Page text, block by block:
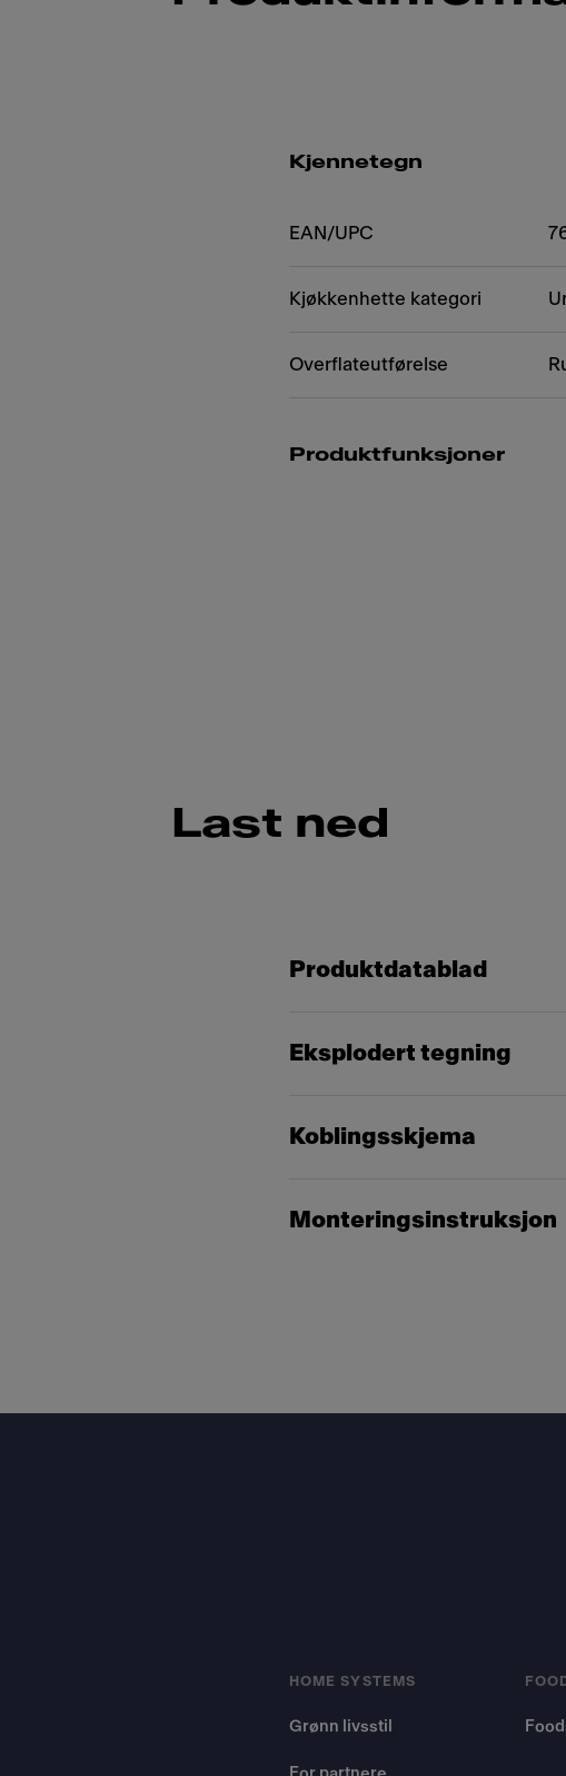
Kjennetegn
EAN/UPC
Kjøkkenhette kategori
Overflateutførelse
Produktfunksjoner
Last ned
Produktdatablad
Eksplodert tegning
Koblingsskjema
Monteringsinstruksjon
HOME SYSTEMS
Grønn livsstil